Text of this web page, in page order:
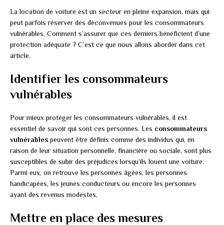
La location de voiture est un secteur en pleine expansion, mais qui
peut parfois réserver des déconvenues pour les consommateurs
vulnérables. Comment s’assurer que ces derniers bénéficient d’une
protection adéquate ? C’est ce que nous allons aborder dans cet
article.
Identifier les consommateurs
vulnérables
Pour mieux protéger les consommateurs vulnérables, il est
essentiel de savoir qui sont ces personnes. Les consommateurs
vulnérablespeuvent être définis comme des individus qui, en
raison de leur situation personnelle, financière ou sociale, sont plus
susceptibles de subir des préjudices lorsqu’ils louent une voiture.
Parmi eux, on retrouve les personnes âgées, les personnes
handicapées, les jeunes conducteurs ou encore les personnes
ayant des revenus modestes.
Mettre en place des mesures